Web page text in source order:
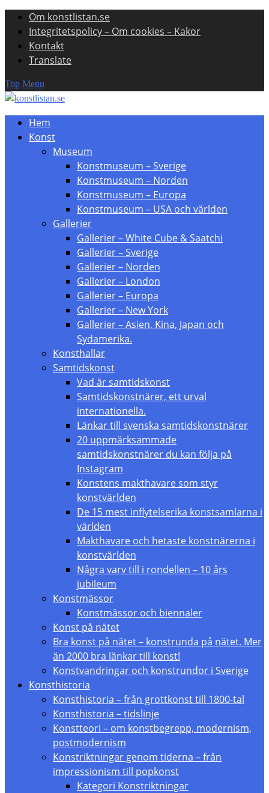
Skip
content
Om konstlistan.se
Integritetspolicy – Om cookies – Kakor
Kontakt
Translate
Top Menu
Hem
Konst
Museum
Konstmuseum – Sverige
Konstmuseum – Norden
Konstmuseum – Europa
Konstmuseum – USA och världen
Gallerier
Gallerier – White Cube & Saatchi
Gallerier – Sverige
Gallerier – Norden
Gallerier – London
Gallerier – Europa
Gallerier – New York
Gallerier – Asien, Kina, Japan och
Sydamerika.
Konsthallar
Samtidskonst
Vad är samtidskonst
Samtidskonstnärer, ett urval
internationella.
Länkar till svenska samtidskonstnärer
20 uppmärksammade
samtidskonstnärer du kan följa på
Instagram
Konstens makthavare som styr
konstvärlden
De 15 mest inflytelserika konstsamlarna i
världen
Makthavare och hetaste konstnärerna i
konstvärlden
Några varv till i rondellen – 10 års
jubileum
Konstmässor
Konstmässor och biennaler
Konst på nätet
Bra konst på nätet – konstrunda på nätet. Mer
än 2000 bra länkar till konst!
Konstvandringar och konstrundor i Sverige
Konsthistoria
Konsthistoria – från grottkonst till 1800-tal
Konsthistoria – tidslinje
Konstteori – om konstbegrepp, modernism,
postmodernism
Konstriktningar genom tiderna – från
impressionism till popkonst
Kategori Konstriktningar